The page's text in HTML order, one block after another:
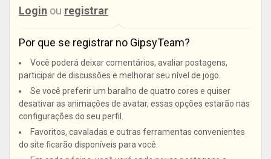
Login ou registrar
Por que se registrar no GipsyTeam?
Você poderá deixar comentários, avaliar postagens,
participar de discussões e melhorar seu nível de jogo.
Se você preferir um baralho de quatro cores e quiser
desativar as animações de avatar, essas opções estarão nas
configurações do seu perfil.
Favoritos, cavaladas e outras ferramentas convenientes
do site ficarão disponíveis para você.